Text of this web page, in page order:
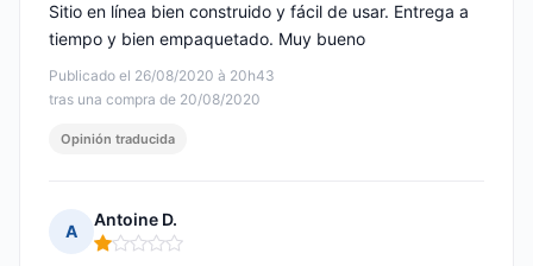
Publicado el 26/08/2020 à 20h43
tras una compra de 20/08/2020
Sitio en línea bien construido y fácil de usar. Entrega a
tiempo y bien empaquetado. Muy bueno
Opinión traducida
A
Antoine D.
Nota: 1 de 5